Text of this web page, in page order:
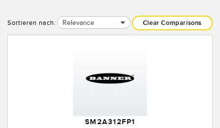
GUI-Software für Sensor
Sortieren nach: Relevance Clear Comparisons
SM2A312FP1